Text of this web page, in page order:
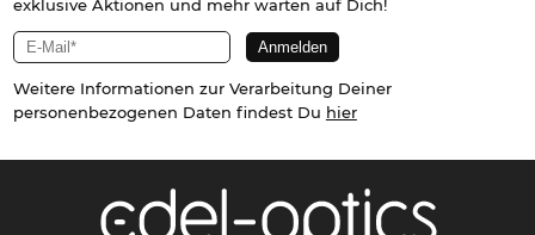
exklusive Aktionen und mehr warten auf Dich!
Weitere Informationen zur Verarbeitung Deiner
personenbezogenen Daten findest Du hier